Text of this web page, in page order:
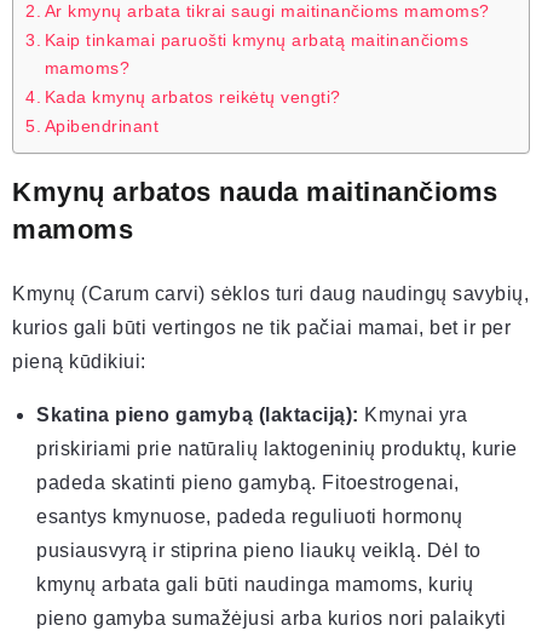
Ar kmynų arbata tikrai saugi maitinančioms mamoms?
Kaip tinkamai paruošti kmynų arbatą maitinančioms
mamoms?
Kada kmynų arbatos reikėtų vengti?
Apibendrinant
Kmynų arbatos nauda maitinančioms
mamoms
Kmynų (Carum carvi) sėklos turi daug naudingų savybių,
kurios gali būti vertingos ne tik pačiai mamai, bet ir per
pieną kūdikiui:
Skatina pieno gamybą (laktaciją): Kmynai yra
priskiriami prie natūralių laktogeninių produktų, kurie
padeda skatinti pieno gamybą. Fitoestrogenai,
esantys kmynuose, padeda reguliuoti hormonų
pusiausvyrą ir stiprina pieno liaukų veiklą. Dėl to
kmynų arbata gali būti naudinga mamoms, kurių
pieno gamyba sumažėjusi arba kurios nori palaikyti